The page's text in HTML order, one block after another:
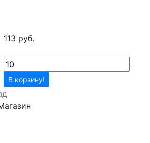
113 руб.
В корзину!